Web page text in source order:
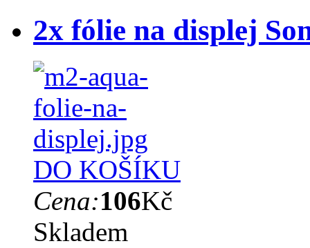
2x fólie na displej
DO KOŠÍKU
Cena:106Kč
Skladem